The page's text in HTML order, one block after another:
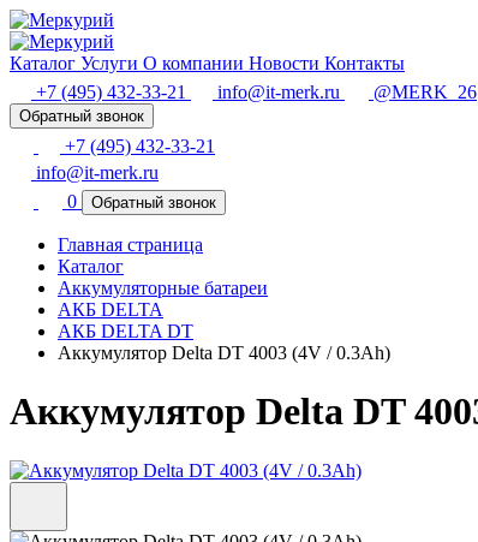
Каталог Услуги О компании Новости Контакты
+7 (495) 432-33-21
info@it-merk.ru @MERK_26
Обратный звонок
+7 (495) 432-33-21
info@it-merk.ru
0
Обратный звонок
Главная страница
Каталог
Аккумуляторные батареи
АКБ DELTA
АКБ DELTA DT
Аккумулятор Delta DT 4003 (4V / 0.3Ah)
Аккумулятор Delta DT